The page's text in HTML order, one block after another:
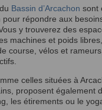
Bassin d’Arcachon sont
répondre aux
y trouverez des
machines et poids
course, vélos et
celles situées à
proposent également
les étirements ou le